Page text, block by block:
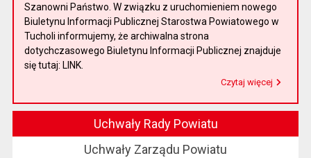
Szanowni Państwo. W związku z uruchomieniem nowego
Biuletynu Informacji Publicznej Starostwa Powiatowego w
Tucholi informujemy, że archiwalna strona
dotychczasowego Biuletynu Informacji Publicznej znajduje
się tutaj: LINK.
Czytaj więcej
Uchwały Rady Powiatu
Uchwały Zarządu Powiatu